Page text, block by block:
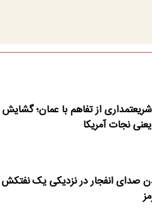
از تفاهم با عمان؛ گشایش
نجات آمریکا
صدای انفجار در نزدیکی یک نفتکش